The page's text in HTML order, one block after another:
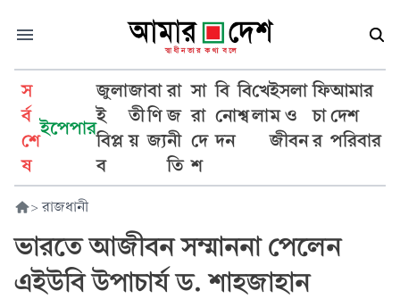
স
র্ব
শে
ষ
ইপেপার
জুলা
ই
বিপ্ল
ব
জা
তী
য়
বা
ণি
জ্য
রা
জ
নী
তি
সা
রা
দে
শ
বি
নো
দন
বি
শ্ব
খে
লা
ইসলা
ম ও
জীবন
ফি
চা
র
আমার
দেশ
পরিবার
> রাজধানী
ভারতে আজীবন সম্মাননা পেলেন
এইউবি উপাচার্য ড. শাহজাহান